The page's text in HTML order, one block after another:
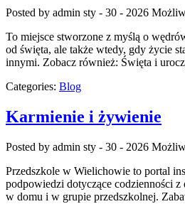
Posted by admin sty - 30 - 2026
To miejsce stworzone z myślą o
od święta, ale także wtedy, gdy życie
innymi. Zobacz również: Święta i
Categories: Blog
Karmienie i żywienie
Posted by admin sty - 30 - 2026
Przedszkole w Wielichowie to portal
podpowiedzi dotyczące codzienności
w domu i w grupie przedszkolnej.